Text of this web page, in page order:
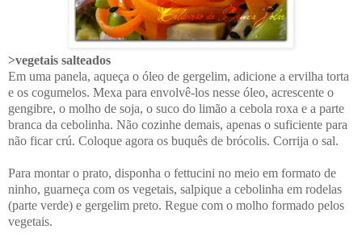
>vegetais salteados
Em uma panela, aqueça o óleo de gergelim, adicione a ervilha torta
e os cogumelos. Mexa para envolvê-los nesse óleo, acrescente o
gengibre, o molho de soja, o suco do limão a cebola roxa e a parte
branca da cebolinha. Não cozinhe demais, apenas o suficiente para
não ficar crú. Coloque agora os buquês de brócolis. Corrija o sal.
Para montar o prato, disponha o fettucini no meio em formato de
ninho, guarneça com os vegetais, salpique a cebolinha em rodelas
(parte verde) e gergelim preto. Regue com o molho formado pelos
vegetais.